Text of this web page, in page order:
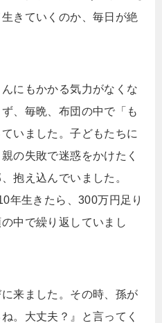
きていくのか、毎日が絶
にもかかる気力がなくな
、毎晩、布団の中で「も
いました。子どもたちに
の失敗で迷惑をかけたく
抱え込んでいました。
年生きたら、300万円足り
中で繰り返していまし
来ました。その時、孫が
。大丈夫？』と言ってく